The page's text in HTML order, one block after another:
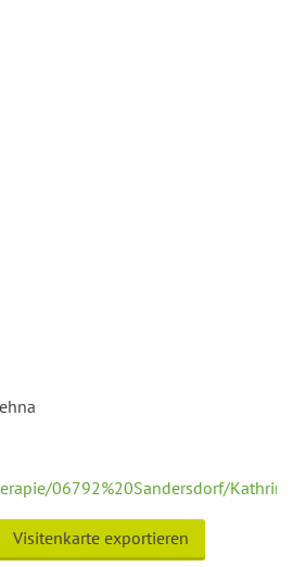
06792%20Sandersdorf/
Visitenkarte exportieren